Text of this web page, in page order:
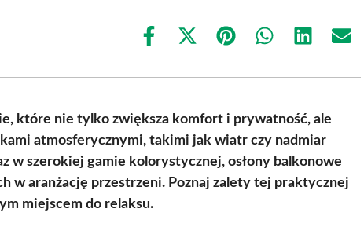
Share
Share
(Twitter)
Share Share Share
które nie tylko zwiększa komfort i prywatność, ale
atmosferycznymi, takimi jak wiatr czy nadmiar
w szerokiej gamie kolorystycznej, osłony balkonowe
w aranżację przestrzeni. Poznaj zalety tej praktycznej
miejscem do relaksu.